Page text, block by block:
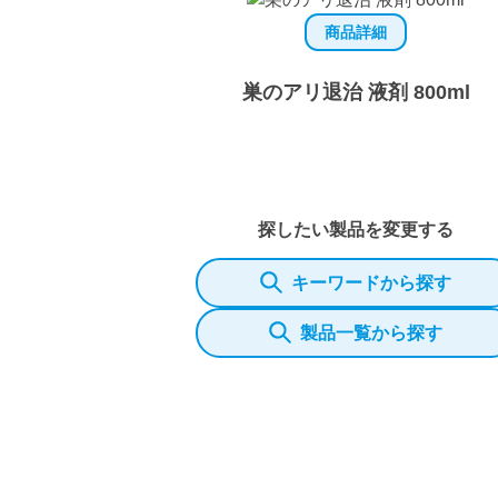
商品詳細
巣のアリ退治 液剤 800ml
探したい製品を変更する
キーワードから探す
製品一覧から探す